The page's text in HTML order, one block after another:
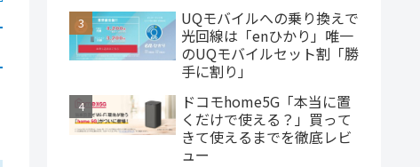
UQモバイルへの乗り換えで
光回線は「enひかり」唯一
のUQモバイルセット割「勝
手に割り」
ドコモhome5G「本当に置
くだけで使える？」買って
きて使えるまでを徹底レビ
ュー